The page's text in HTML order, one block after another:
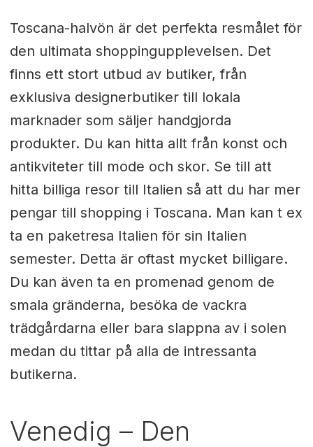
Toscana-halvön är det perfekta resmålet för
den ultimata shoppingupplevelsen. Det
finns ett stort utbud av butiker, från
exklusiva designerbutiker till lokala
marknader som säljer handgjorda
produkter. Du kan hitta allt från konst och
antikviteter till mode och skor. Se till att
hitta billiga resor till Italien så att du har mer
pengar till shopping i Toscana. Man kan t ex
ta en paketresa Italien för sin Italien
semester. Detta är oftast mycket billigare.
Du kan även ta en promenad genom de
smala gränderna, besöka de vackra
trädgårdarna eller bara slappna av i solen
medan du tittar på alla de intressanta
butikerna.
Venedig – Den